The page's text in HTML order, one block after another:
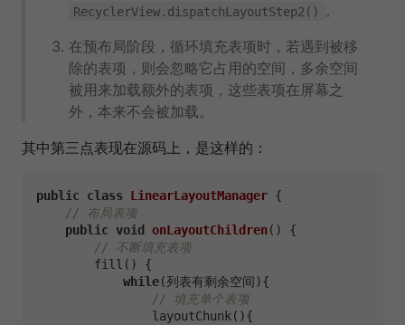
RecyclerView.dispatchLayoutStep2()
。
在预布局阶段，循环填充表项时，若遇到被移
除的表项，则会忽略它占用的空间，多余空间
被用来加载额外的表项，这些表项在屏幕之
外，本来不会被加载。
其中第三点表现在源码上，是这样的：
public class LinearLayoutManager {
// 布局表项
public void onLayoutChildren()
{
// 不断填充表项
        fill() {
while(列表有剩余空间){
// 填充单个表项
                layoutChunk(){